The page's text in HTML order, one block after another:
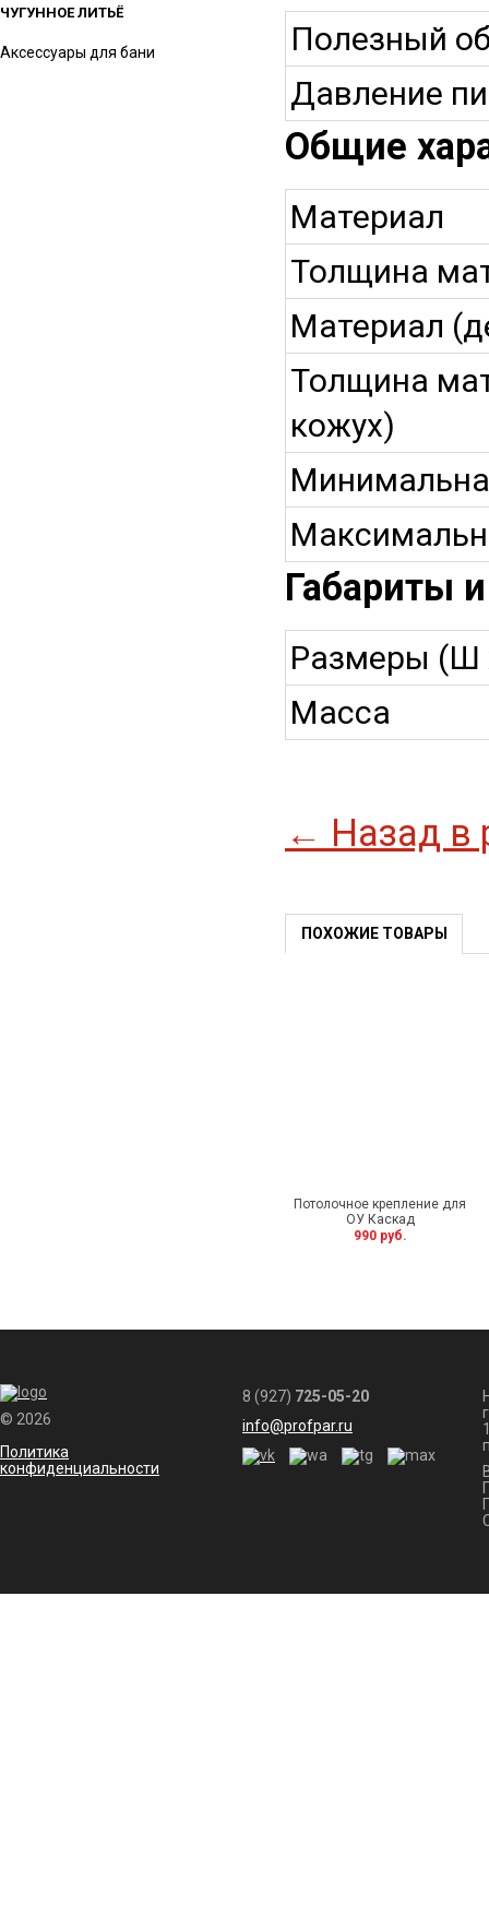
ЧУГУННОЕ ЛИТЬЁ
Аксессуары для бани
Полезный
Давление
Общие
Материал
Толщина
Материал
Толщина
кожух)
Габариты
Размеры (Ш
Масса
← Назад в
ПОХОЖИЕ ТОВАРЫ
Потолочное крепление для
ОУ Каскад
990 руб.
© 2026
Политика
конфиденциальности
8 (927) 725-05-20
info@profpar.ru